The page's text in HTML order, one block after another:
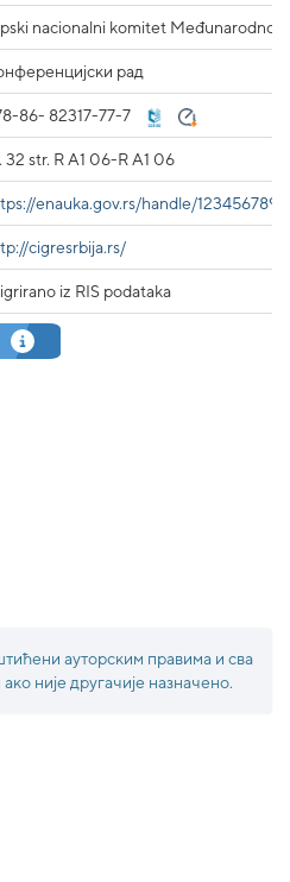
nacionalni komitet
рад
86- 82317-77-7
32 str. R A1 06-R A1 06
enauka.gov.rs/handle/123456789/
cigresrbija.rs/
iz RIS podataka
ауторским правима и сва
није другачије назначено.